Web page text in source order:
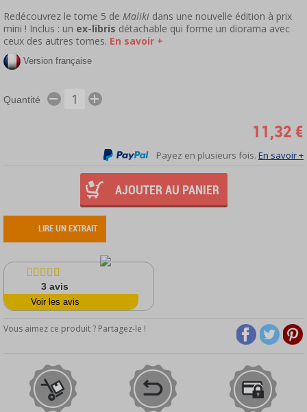
Redécouvrez le tome 5 de Maliki dans une nouvelle édition à prix
mini ! Inclus : un ex-libris détachable qui forme un diorama avec
ceux des autres tomes. En savoir +
Version française
Quantité
11,32 €
Payez en plusieurs fois. En savoir +
AJOUTER AU PANIER
LIRE UN EXTRAIT
3avis
Voir les avis
Vous aimez ce produit ? Partagez-le !